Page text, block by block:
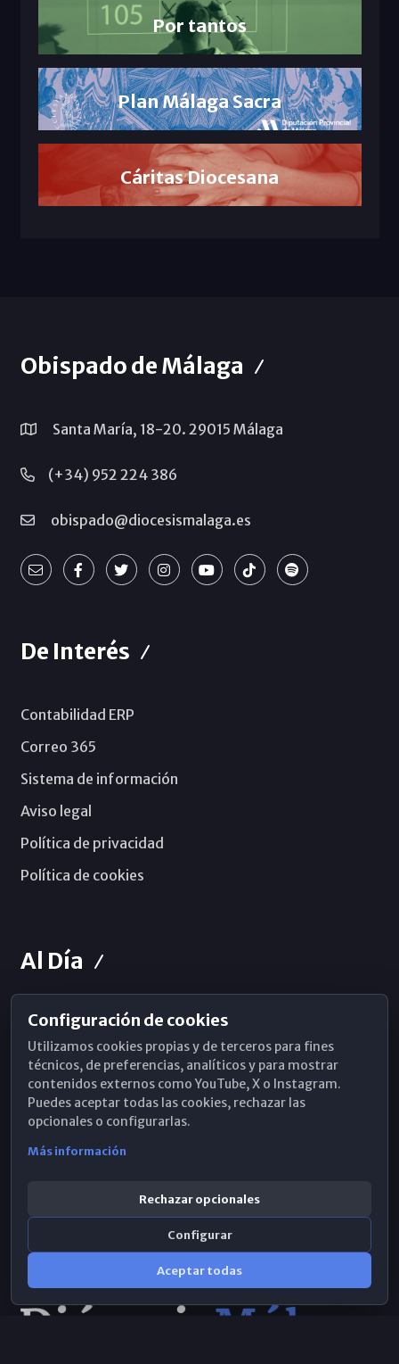
Por tantos
Plan Málaga Sacra
Cáritas Diocesana
Obispado de Málaga
Santa María, 18-20. 29015 Málaga
(+34) 952 224 386
obispado@diocesismalaga.es
De Interés
Contabilidad ERP
Correo 365
Sistema de información
Aviso legal
Política de privacidad
Política de cookies
Al Día
Horarios de Misa
Hemeroteca
WhatsApp
Configuración de cookies
Utilizamos cookies propias y de terceros para fines
técnicos, de preferencias, analíticos y para mostrar
contenidos externos como YouTube, X o Instagram.
Puedes aceptar todas las cookies, rechazar las
opcionales o configurarlas.
Más información
Rechazar opcionales
Configurar
Aceptar todas